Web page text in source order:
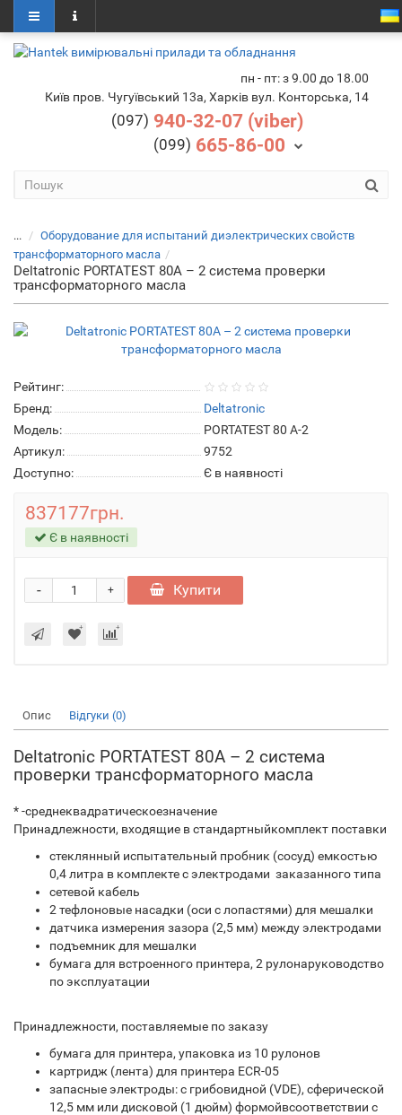
пн - пт: з 9.00 до 18.00
Київ пров. Чугуївський 13а, Харків вул. Конторська, 14
(097) 940-32-07 (viber)
(099) 665-86-00
...
Оборудование для испытаний диэлектрических свойств
трансформаторного масла
Deltatronic PORTATEST 80A – 2 система проверки
трансформаторного масла
Рейтинг:
Бренд:
Deltatronic
Модель:
PORTATEST 80 A-2
Артикул:
9752
Доступно:
Є в наявності
837177грн.
Є в наявності
+
- Купити
Опис Відгуки (0)
Deltatronic PORTATEST 80A – 2 система
проверки трансформаторного масла
* -среднеквадратическоезначение
Принадлежности, входящие в стандартныйкомплект поставки
стеклянный испытательный пробник (сосуд) емкостью
0,4 литра в комплекте с электродами заказанного типа
сетевой кабель
2 тефлоновые насадки (оси с лопастями) для мешалки
датчика измерения зазора (2,5 мм) между электродами
подъемник для мешалки
бумага для встроенного принтера, 2 рулонаруководство
по эксплуатации
Принадлежности, поставляемые по заказу
бумага для принтера, упаковка из 10 рулонов
картридж (лента) для принтера ECR-05
запасные электроды: с грибовидной (VDE), сферической
12,5 мм или дисковой (1 дюйм) формойвсоответствии с